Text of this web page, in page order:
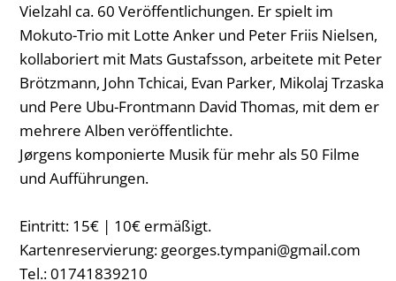
Vielzahl ca. 60 Veröffentlichungen. Er spielt im
Mokuto-Trio mit Lotte Anker und Peter Friis Nielsen,
kollaboriert mit Mats Gustafsson, arbeitete mit Peter
Brötzmann, John Tchicai, Evan Parker, Mikolaj Trzaska
und Pere Ubu-Frontmann David Thomas, mit dem er
mehrere Alben veröffentlichte.
Jørgens komponierte Musik für mehr als 50 Filme
und Aufführungen.
Eintritt: 15€ | 10€ ermäßigt.
Kartenreservierung: georges.tympani@gmail.com
Tel.: 01741839210